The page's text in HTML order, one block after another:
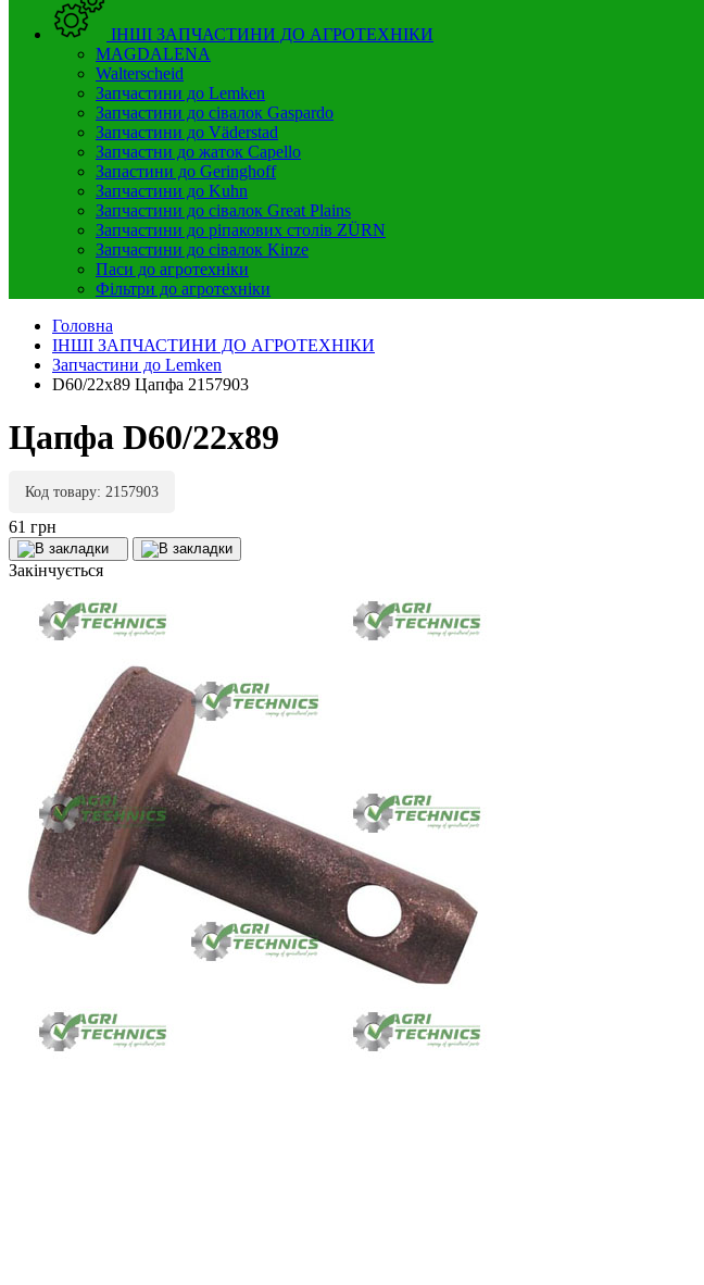
ІНШІ ЗАПЧАСТИНИ ДО АГРОТЕХНІКИ
MAGDALENA
Walterscheid
Запчастини до Lemken
Запчастини до сівалок Gaspardo
Запчастини до Väderstad
Запчастни до жаток Capello
Запастини до Geringhoff
Запчастини до Kuhn
Запчастини до сівалок Great Plains
Запчастини до ріпакових столів ZÜRN
Запчастини до сівалок Kinze
Паси до агротехніки
Фільтри до агротехніки
Головна
ІНШІ ЗАПЧАСТИНИ ДО АГРОТЕХНІКИ
Запчастини до Lemken
D60/22x89 Цапфа 2157903
Цапфа D60/22x89
Код товару: 2157903
61 грн
Закінчується